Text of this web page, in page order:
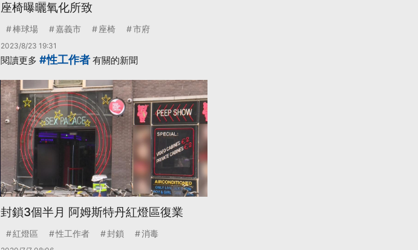
座椅曝曬氧化所致
棒球場 嘉義市 座椅 市府
2023/8/23 19:31
閱讀更多 #性工作者 有關的新聞
封鎖3個半月 阿姆斯特丹紅燈區復業
紅燈區 性工作者 封鎖 消毒